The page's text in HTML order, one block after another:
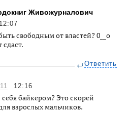
Живожурналович
12:07
свободным от властей? 0__о
Ответить
12:16
себя байкером? Это скорей
взрослых мальчиков.